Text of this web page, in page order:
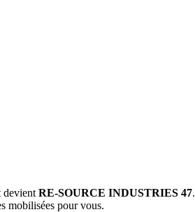
devient RE-SOURCE INDUSTRIES 47.
mobilisées pour vous.